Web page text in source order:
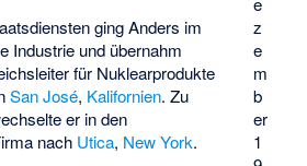
z
e
m
b
er
1
ging Anders im
Industrie und übernahm
für Nuklearprodukte
San José, Kalifornien. Zu
er in den
nach Utica, New York.